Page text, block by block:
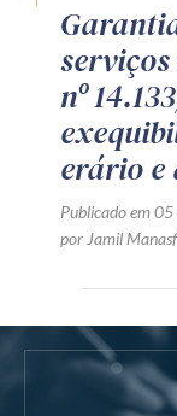
nº
erário e
Publicado em
por Jamil